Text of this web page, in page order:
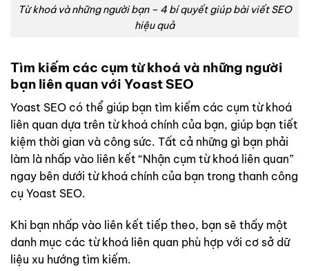
Từ khoá và những người bạn – 4 bí quyết giúp bài viết SEO
hiệu quả
Tìm kiếm các cụm từ khoá và những người
bạn liên quan với Yoast SEO
Yoast SEO có thể giúp bạn tìm kiếm các cụm từ khoá
liên quan dựa trên từ khoá chính của bạn, giúp bạn tiết
kiệm thời gian và công sức. Tất cả những gì bạn phải
làm là nhấp vào liên kết “Nhận cụm từ khoá liên quan”
ngay bên dưới từ khoá chính của bạn trong thanh công
cụ Yoast SEO.
Khi bạn nhấp vào liên kết tiếp theo, bạn sẽ thấy một
danh mục các từ khoá liên quan phù hợp với cơ sở dữ
liệu xu hướng tìm kiếm.